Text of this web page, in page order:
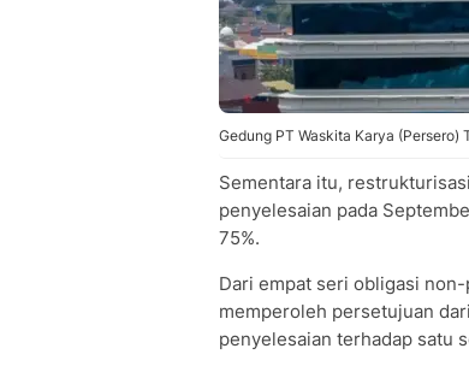
Gedung PT Waskita Karya (Persero)
Sementara itu,
penyelesaian pada
75%.
Dari empat seri obligasi
memperoleh persetujuan
penyelesaian terhadap satu